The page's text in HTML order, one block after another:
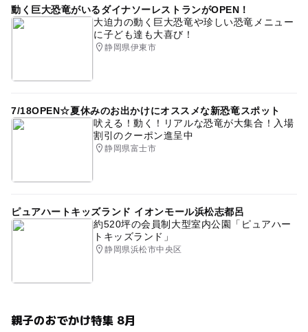
動く巨大恐竜がいるダイナソーレストランがOPEN！
大迫力の動く巨大恐竜や珍しい恐竜メニュー
に子ども達も大喜び！
静岡県伊東市
7/18OPEN☆夏休みのお出かけにオススメな新恐竜スポット
吠える！動く！リアルな恐竜が大集合！入場
割引のクーポン進呈中
静岡県富士市
ピュアハートキッズランド イオンモール浜松志都呂
約520坪の会員制大型室内公園「ピュアハー
トキッズランド」
静岡県浜松市中央区
親子のおでかけ特集 8月